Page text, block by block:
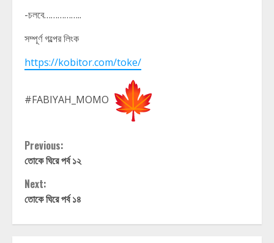
-চলবে……………..
সম্পূর্ণ গল্পের লিংক
https://kobitor.com/toke/
#FABIYAH_MOMO
Continue
Reading
Previous:
তোকে ঘিরে পর্ব ১২
Next:
তোকে ঘিরে পর্ব ১৪